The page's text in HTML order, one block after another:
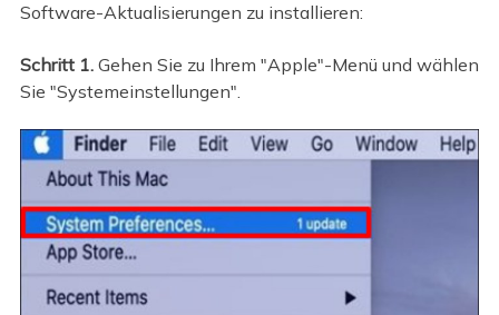
Software-Aktualisierungen zu installieren:
Schritt 1.Gehen Sie zu Ihrem "Apple"-Menü und wählen
Sie "Systemeinstellungen".